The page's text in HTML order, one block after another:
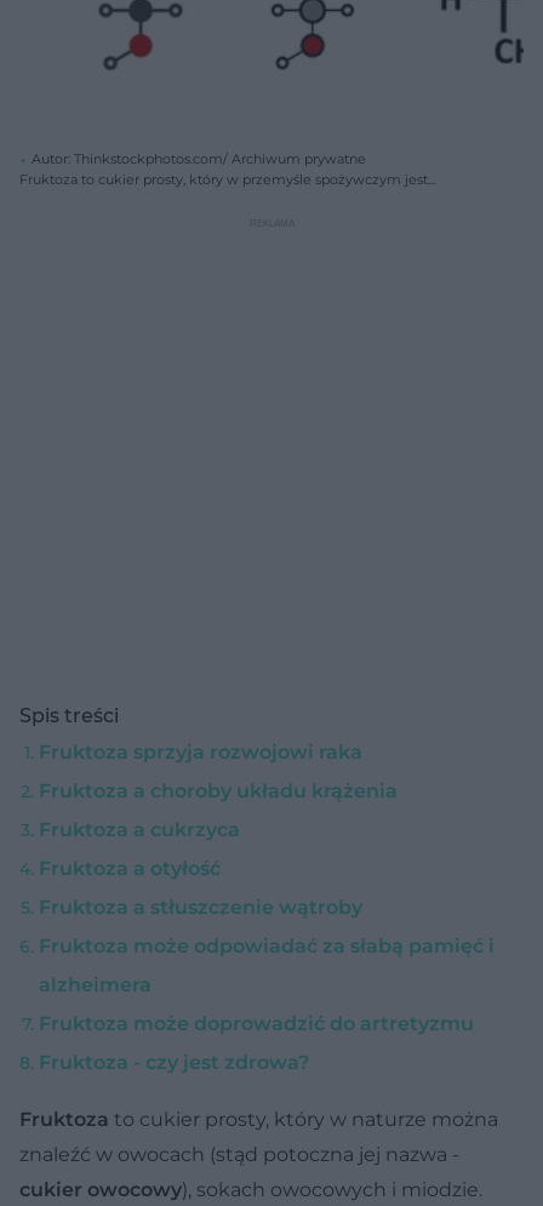
Autor: Thinkstockphotos.com/ Archiwum prywatne
Fruktoza to cukier prosty, który w przemyśle spożywczym jest
na rynku produktów. Spożywanie dużej ilości fruktozy może
Spis treści
Fruktoza sprzyja rozwojowi raka
Fruktoza a choroby układu krążenia
Fruktoza a cukrzyca
Fruktoza a otyłość
Fruktoza a stłuszczenie wątroby
Fruktoza może odpowiadać za słabą pamięć i
alzheimera
Fruktoza może doprowadzić do artretyzmu
Fruktoza - czy jest zdrowa?
Fruktoza to cukier prosty, który w naturze można
znaleźć w owocach (stąd potoczna jej nazwa -
cukier owocowy), sokach owocowych i miodzie.